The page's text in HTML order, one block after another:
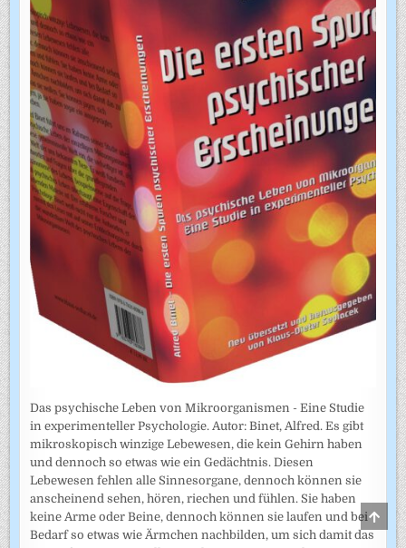
Das psychische Leben von Mikroorganismen - Eine Studie
in experimenteller Psychologie. Autor: Binet, Alfred. Es gibt
mikroskopisch winzige Lebewesen, die kein Gehirn haben
und dennoch so etwas wie ein Gedächtnis. Diesen
Lebewesen fehlen alle Sinnesorgane, dennoch können sie
anscheinend sehen, hören, riechen und fühlen. Sie haben
keine Arme oder Beine, dennoch können sie laufen und bei
Bedarf so etwas wie Ärmchen nachbilden, um sich damit das TO
TOP